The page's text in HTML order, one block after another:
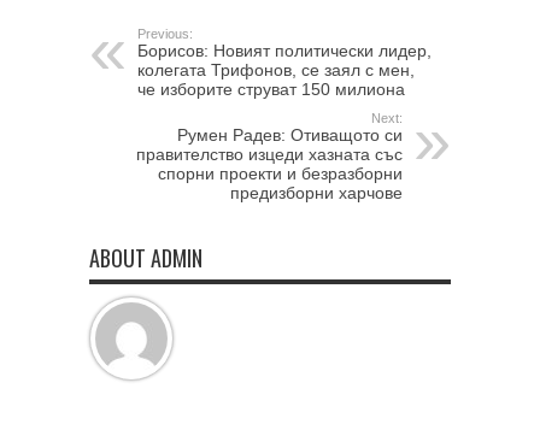
Previous:
Борисов: Новият политически лидер,
колегата Трифонов, се заял с мен,
че изборите струват 150 милиона
Next:
Румен Радев: Отиващото си
правителство изцеди хазната със
спорни проекти и безразборни
предизборни харчове
ABOUT ADMIN